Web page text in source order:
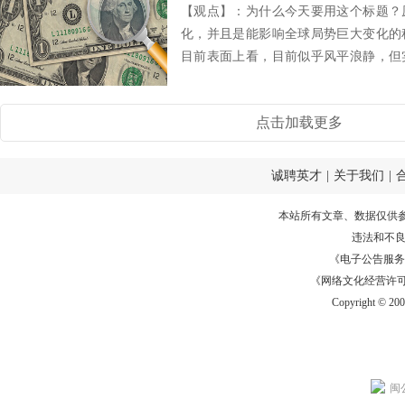
【观点】：为什么今天要用这个标题
化，并且是能影响全球局势巨大变化
目前表面上看，目前似乎风平浪静，
点击加载更多
诚聘英才 关于我们
本站所有文章、数据仅供
违法和不
《电子公告服务
《网络文化经营许
Copyright ©
闽